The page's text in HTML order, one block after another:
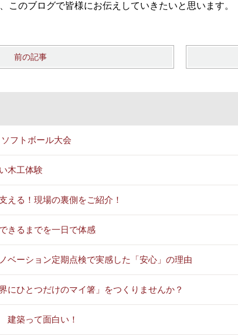
このブログで皆様にお伝えしていきたいと思います。
前の記事
フトボール大会
木工体験
える！現場の裏側をご紹介！
きるまでを一日で体感
ベーション定期点検で実感した「安心」の理由
にひとつだけのマイ箸」をつくりませんか？
建築って面白い！